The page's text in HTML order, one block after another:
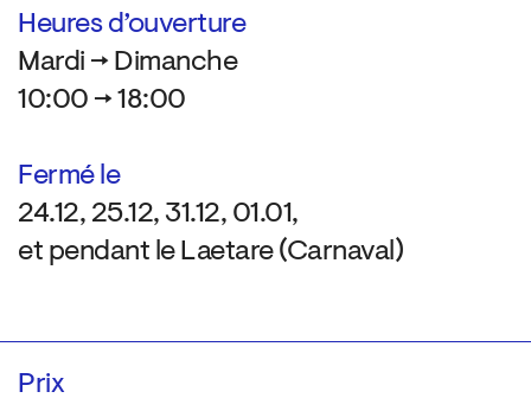
Heures d’ouverture
Mardi → Dimanche
10:00 → 18:00
Fermé le
24.12, 25.12, 31.12, 01.01,
et pendant le Laetare (Carnaval)
Prix